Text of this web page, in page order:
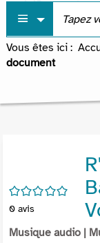
Vous êtes ici :
document
/5
0 avis
Musique audio |